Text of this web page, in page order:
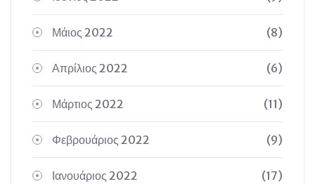
Μάιος 2022 (8)
Απρίλιος 2022 (6)
Μάρτιος 2022 (11)
Φεβρουάριος 2022 (9)
Ιανουάριος 2022 (17)